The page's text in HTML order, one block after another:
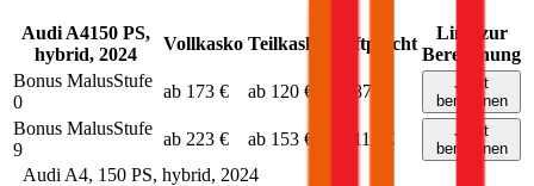
Audi A4150 PS,
hybrid, 2024
Vollkasko Teilkasko Haftpflicht
Link zur
Berechnung
Bonus MalusStufe
0
ab 173 € ab 120 € ab 87 €
Jetzt
berechnen
Bonus MalusStufe
9
ab 223 € ab 153 € ab 117 €
Jetzt
berechnen
Audi A4, 150PS, hybrid, 2024